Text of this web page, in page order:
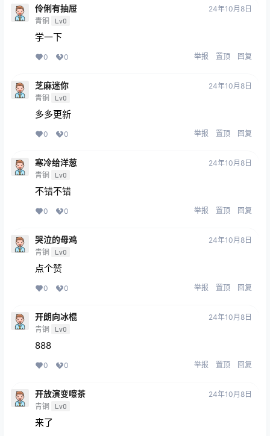
伶俐有抽屉
青铜 Lv0
24年10月8日
学一下
0 0 举报 置顶 回复
芝麻迷你
青铜 Lv0
24年10月8日
多多更新
0 0 举报 置顶 回复
寒冷给洋葱
青铜 Lv0
24年10月8日
不错不错
0 0 举报 置顶 回复
哭泣的母鸡
青铜 Lv0
24年10月8日
点个赞
0 0 举报 置顶 回复
开朗向冰棍
青铜 Lv0
24年10月8日
888
0 0 举报 置顶 回复
开放演变嚓茶
青铜 Lv0
24年10月8日
来了